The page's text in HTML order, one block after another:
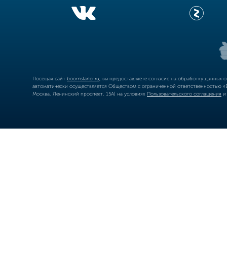
Посещая сайт boomstarter.ru , вы предоставляете согласие на обработку
автоматически осуществляется Обществом с ограниченной
Москва, Ленинский проспект, 15А) на условиях Пользовательского соглашения и